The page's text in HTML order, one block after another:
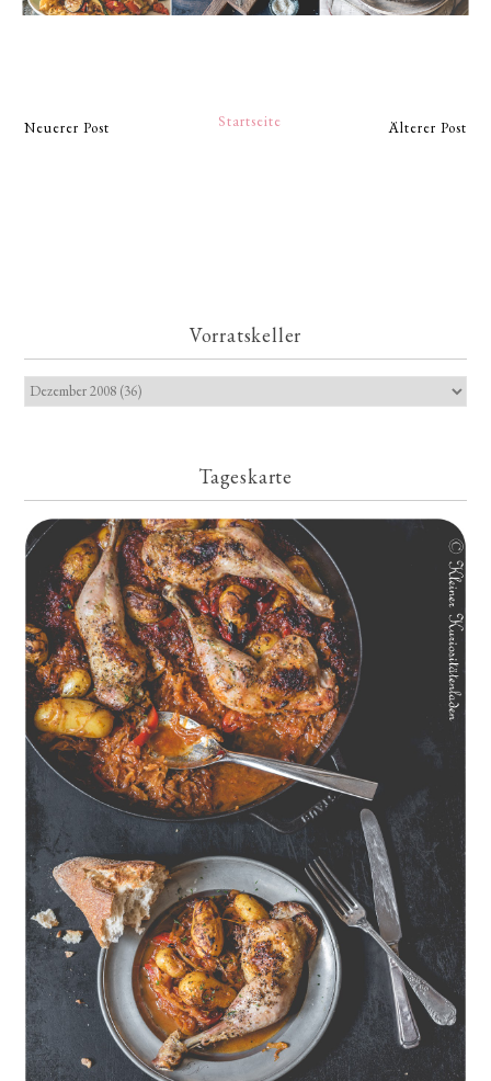
Neuerer Post Älterer Post
Startseite
Vorratskeller
Tageskarte
Geschmorte Hähnchenschenkel auf Paprikakraut und kleinen
Kartoffeln